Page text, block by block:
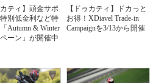
カティ】頭金サポ
別低金利など特
Autumn & Winter
ーン」が開催中
【ドゥカティ】ドカっと
お得！XDiavel Trade-in
Campaignを3/13から開催